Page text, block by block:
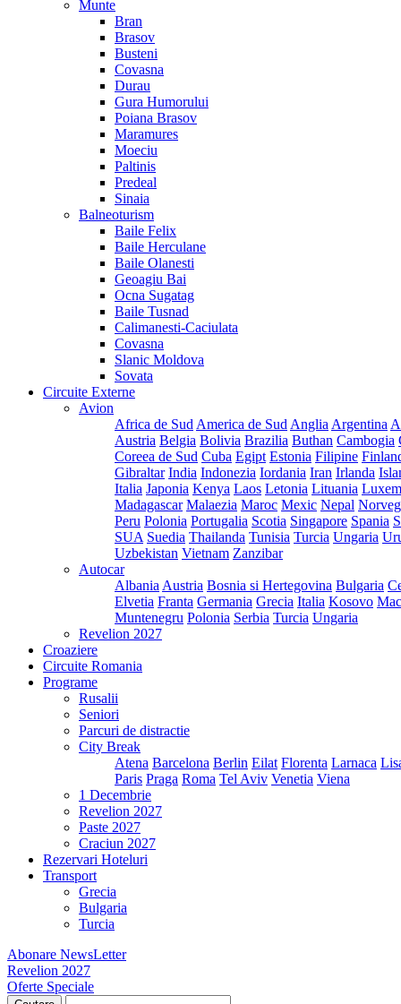
Munte
Bran
Brasov
Busteni
Covasna
Durau
Gura Humorului
Poiana Brasov
Maramures
Moeciu
Paltinis
Predeal
Sinaia
Balneoturism
Baile Felix
Baile Herculane
Baile Olanesti
Geoagiu Bai
Ocna Sugatag
Baile Tusnad
Calimanesti-Caciulata
Covasna
Slanic Moldova
Sovata
Circuite Externe
Avion
Africa de Sud America de Sud Anglia Argentina
Austria Belgia Bolivia Brazilia Buthan Cambogia
Coreea de Sud Cuba Egipt Estonia Filipine
Gibraltar India Indonezia Iordania Iran Irlanda
Italia Japonia Kenya Laos Letonia Lituania
Madagascar Malaezia Maroc Mexic Nepal
Peru Polonia Portugalia Scotia Singapore Spania
SUA Suedia Thailanda Tunisia Turcia Ungaria
Uzbekistan Vietnam Zanzibar
Autocar
Albania Austria Bosnia si Hertegovina Bulgaria
Elvetia Franta Germania Grecia Italia Kosovo
Muntenegru Polonia Serbia Turcia Ungaria
Revelion 2027
Croaziere
Circuite Romania
Programe
Rusalii
Seniori
Parcuri de distractie
City Break
Atena Barcelona Berlin Eilat Florenta Larnaca
Paris Praga Roma Tel Aviv Venetia Viena
1 Decembrie
Revelion 2027
Paste 2027
Craciun 2027
Rezervari Hoteluri
Transport
Grecia
Bulgaria
Turcia
Abonare NewsLetter
Revelion 2027
Oferte Speciale